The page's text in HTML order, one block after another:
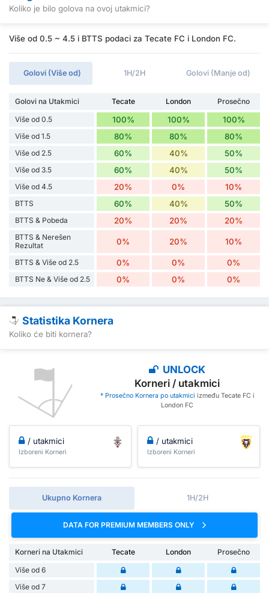
Koliko je bilo golova na ovoj utakmici?
Više od 0.5 ~ 4.5 i BTTS podaci za Tecate FC i London FC.
Golovi (Više od) 1H/2H Golovi (Manje od)
Golovi na Utakmici Tecate London
Prosečno
Više od 0.5
100% 100% 100%
Više od 1.5 80% 80% 80%
Više od 2.5 60% 40% 50%
Više od 3.5 60% 40% 50%
Više od 4.5 20% 0% 10%
BTTS 60% 40% 50%
BTTS & Pobeda 20% 20% 20%
BTTS & Nerešen
Rezultat
0% 20% 10%
BTTS & Više od 2.5 0% 0% 0%
BTTS Ne & Više od 2.5 0% 0% 0%
Statistika Kornera
Koliko će biti kornera?
UNLOCK
Korneri / utakmici
* Prosečno Kornera po utakmici između Tecate FC i
London FC
/ utakmici
Izboreni Korneri
/ utakmici
Izboreni Korneri
Ukupno Kornera 1H/2H
DATA FOR PREMIUM MEMBERS ONLY
Korneri na Utakmici Tecate London
Prosečno
Više od 6
Više od 7